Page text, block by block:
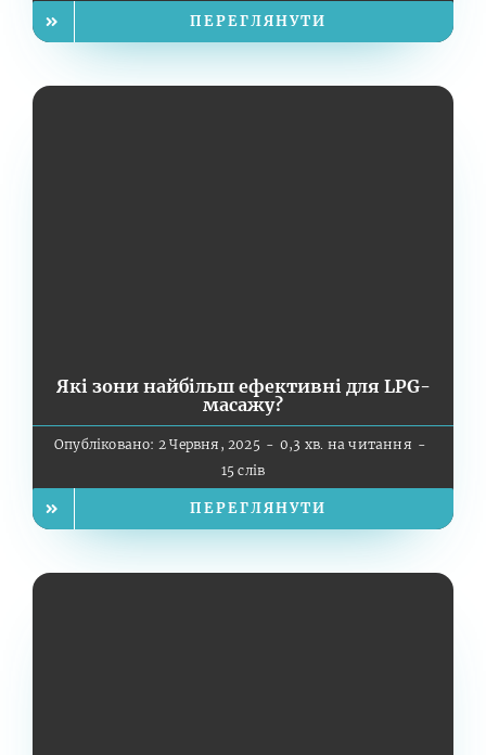
ПЕРЕГЛЯНУТИ
Які зони найбільш ефективні для LPG-
масажу?
Опубліковано: 2 Червня, 2025 - 0,3 хв. на читання -
15 слів
ПЕРЕГЛЯНУТИ